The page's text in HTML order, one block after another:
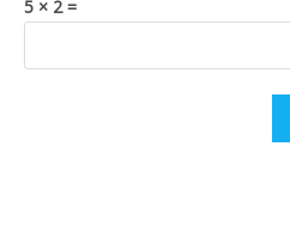
5 × 2 =